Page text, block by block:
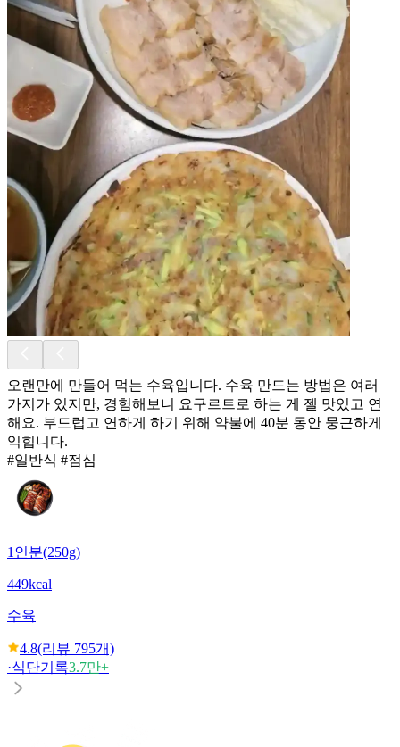
오랜만에 만들어 먹는 수육입니다. 수육 만드는 방법은 여러
가지가 있지만, 경험해보니 요구르트로 하는 게 젤 맛있고 연
해요. 부드럽고 연하게 하기 위해 약불에 40분 동안 뭉근하게
익힙니다.
#일반식 #점심
1인분(250g)
449kcal
수육
4.8(리뷰 795개)
·식단기록3.7만+